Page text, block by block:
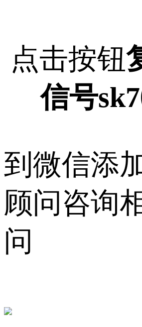
点击按钮
信号
到微信添
顾问咨询
问